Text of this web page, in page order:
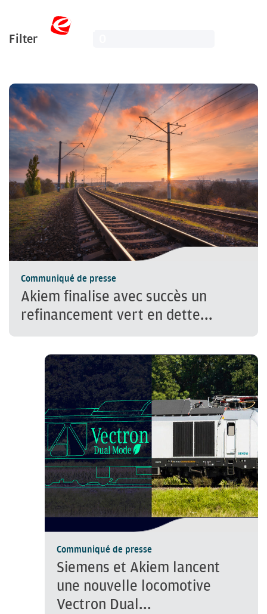
Filter
Communiqué de presse
Akiem finalise avec succès un
refinancement vert en dette...
Communiqué de presse
Siemens et Akiem lancent
une nouvelle locomotive
Vectron Dual...